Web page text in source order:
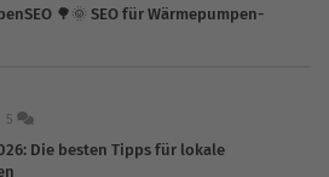
🌳🌞 SEO für Wärmepumpen-
5
Die besten Tipps für lokale